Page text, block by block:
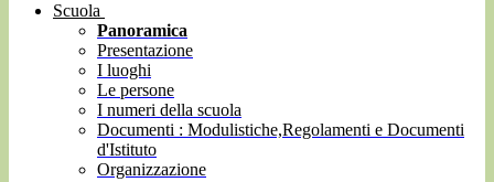
Scuola
Panoramica
Presentazione
I luoghi
Le persone
I numeri della scuola
Documenti : Modulistiche,Regolamenti e Documenti
d'Istituto
Organizzazione